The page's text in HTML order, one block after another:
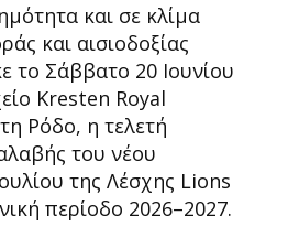
και σε κλίμα
και αισιοδοξίας
το Σάββατο 20 Ιουνίου
Kresten Royal
Ρόδο, η τελετή
του νέου
της Λέσχης Lions
περίοδο 2026–2027.